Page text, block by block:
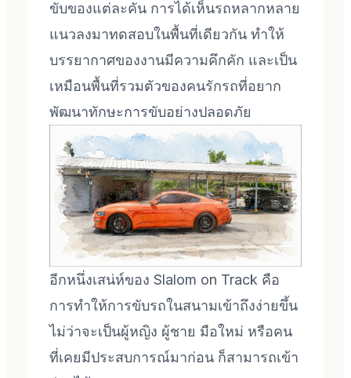
ขับของแต่ละคัน การได้เห็นรถหลากหลาย
แนวลงมาทดสอบในพื้นที่เดียวกัน ทำให้
บรรยากาศของงานมีความคึกคัก และเป็น
เหมือนพื้นที่รวมตัวของคนรักรถที่อยาก
พัฒนาทักษะการขับอย่างปลอดภัย
อีกหนึ่งเสน่ห์ของ Slalom on Track คือ
การทำให้การขับรถในสนามเข้าถึงง่ายขึ้น
ไม่ว่าจะเป็นผู้หญิง ผู้ชาย มือใหม่ หรือคน
ที่เคยมีประสบการณ์มาก่อน ก็สามารถเข้า